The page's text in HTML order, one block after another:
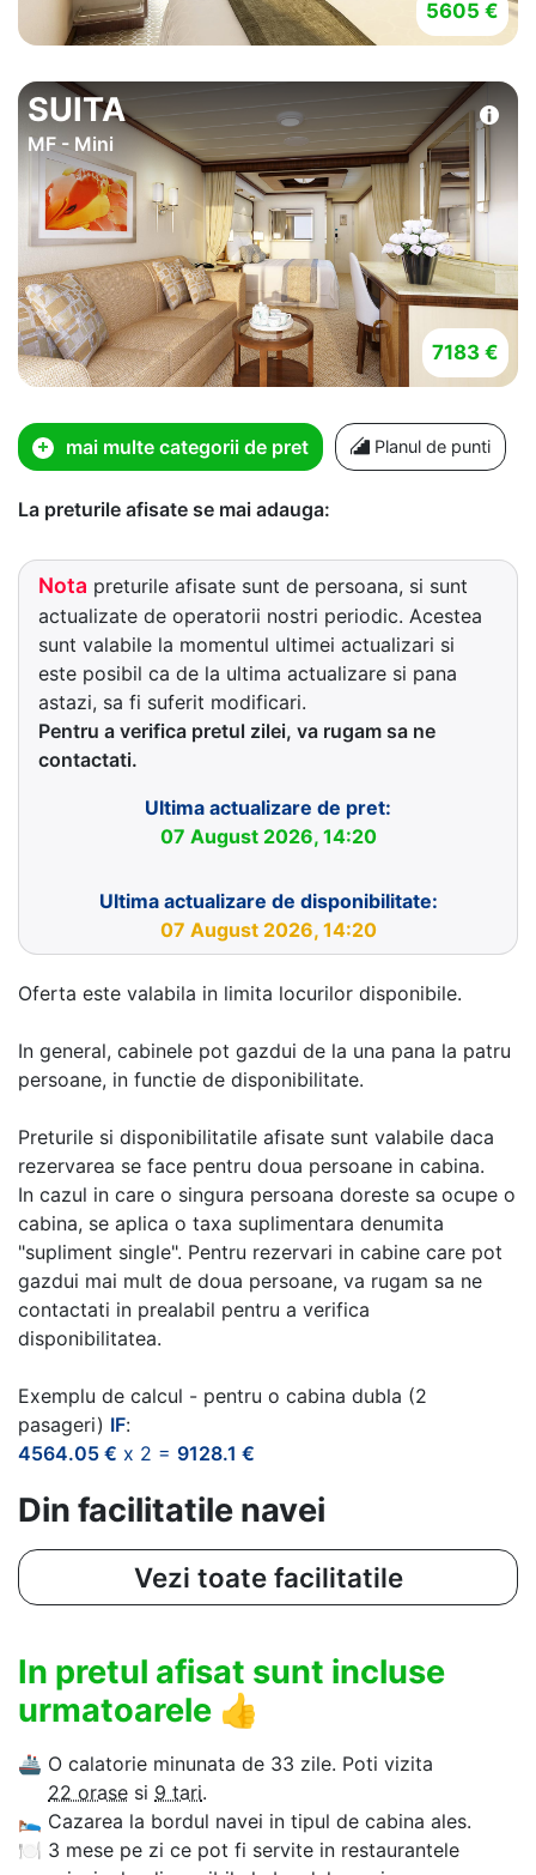
5605 €
SUITA
MF - Mini
7183 €
mai multe categorii de pret Planul de punti
La preturile afisate se mai adauga:
Nota preturile afisate sunt de persoana, si sunt
actualizate de operatorii nostri periodic. Acestea
sunt valabile la momentul ultimei actualizari si
este posibil ca de la ultima actualizare si pana
astazi, sa fi suferit modificari.
Pentru a verifica pretul zilei, va rugam sa ne
contactati.
Ultima actualizare de pret:
07 August 2026, 14:20
Ultima actualizare de disponibilitate:
07 August 2026, 14:20
Oferta este valabila in limita locurilor disponibile.
In general, cabinele pot gazdui de la una pana la patru
persoane, in functie de disponibilitate.
Preturile si disponibilitatile afisate sunt valabile daca
rezervarea se face pentru doua persoane in cabina.
In cazul in care o singura persoana doreste sa ocupe o
cabina, se aplica o taxa suplimentara denumita
"supliment single". Pentru rezervari in cabine care pot
gazdui mai mult de doua persoane, va rugam sa ne
contactati in prealabil pentru a verifica
disponibilitatea.
Exemplu de calcul - pentru o cabina dubla (2
pasageri) IF:
4564.05 € x 2 = 9128.1 €
Din facilitatile navei
Vezi toate facilitatile
In pretul afisat sunt incluse
urmatoarele 👍
🚢 O calatorie minunata de 33 zile. Poti vizita
22 orase si 9 tari.
🛌 Cazarea la bordul navei in tipul de cabina ales.
🍽 3 mese pe zi ce pot fi servite in restaurantele